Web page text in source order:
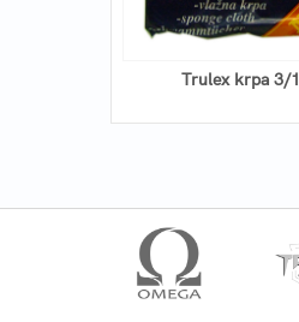
Trulex krpa 3/1